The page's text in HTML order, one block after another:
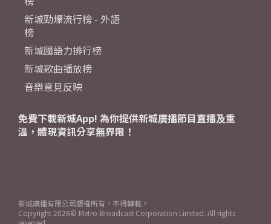
新城勁爆流行榜 - 外語
榜
新城國語力排行榜
新城歌曲播放榜
音樂意見反映
免費下載新城App! 為你提供新城廣播節目直播及重
溫，體現資訊分享無界限！
新城廣播有限公司版權所有，不得轉載。
Copyright 2026© Metro Broadcast Corporation Limited. All rights